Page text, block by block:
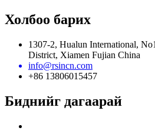
Холбоо барих
1307-2, Hualun International,
District, Xiamen Fujian China
info@rsincn.com
+86 13806015457
Биднийг дагаарай